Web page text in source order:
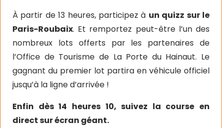
À partir de 13 heures, participez à un quizz sur le
Paris-Roubaix. Et remportez peut-être l’un des
nombreux lots offerts par les partenaires de
l’Office de Tourisme de La Porte du Hainaut. Le
gagnant du premier lot partira en véhicule officiel
jusqu’à la ligne d’arrivée !
Enfin dès 14 heures 10, suivez la course en
direct sur écran géant.